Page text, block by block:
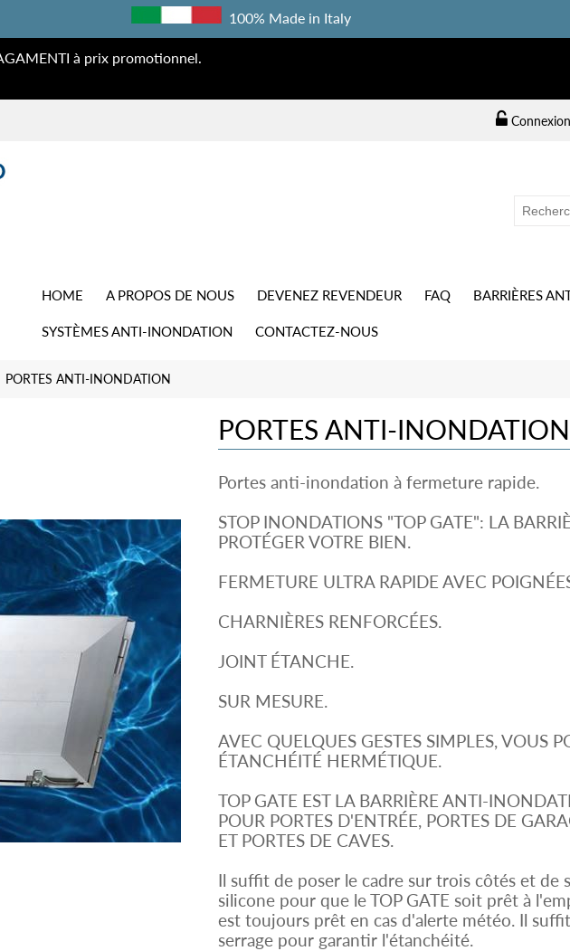
100% Made in Italy
à prix promotionnel.
Connexion
HOME A PROPOS DE NOUS DEVENEZ REVENDEUR FAQ BARRIÈRES
SYSTÈMES ANTI-INONDATION CONTACTEZ-NOUS
PORTES ANTI-INONDATION
PORTES ANTI-INONDATION
Portes anti-inondation à fermeture rapide.
STOP INONDATIONS "TOP GATE": LA
PROTÉGER VOTRE BIEN.
FERMETURE ULTRA RAPIDE AVEC
CHARNIÈRES RENFORCÉES.
JOINT ÉTANCHE.
SUR MESURE.
AVEC QUELQUES GESTES SIMPLES, VOUS
ÉTANCHÉITÉ HERMÉTIQUE.
TOP GATE EST LA BARRIÈRE ANTI-
POUR PORTES D'ENTRÉE, PORTES DE
ET PORTES DE CAVES.
Il suffit de poser le cadre sur trois côtés et de
silicone pour que le TOP GATE soit prêt à
est toujours prêt en cas d'alerte météo. Il
serrage pour garantir l'étanchéité.